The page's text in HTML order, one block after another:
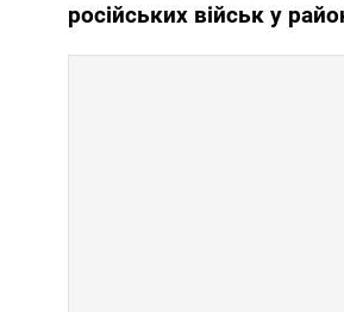
російських військ у